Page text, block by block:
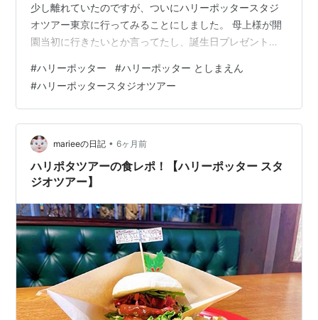
少し離れていたのですが、ついにハリーポッタースタジ
オツアー東京に行ってみることにしました。 母上様が開
園当初に行きたいとか言ってたし、誕生日プレゼント代
そろそろ混雑も落ち着いていることでしょう。 しかもチ
ケット代金が値上がりする？では値上がりする前に行っ
てしまおう！ 行く前にしたこと ０：平日に休みをとる
土日祝日は混むでしょ？平日一択です １：オンラインチ
ケットを買う 日程と時刻でオンラインチケットをとりま
す。予約時刻の１時間前から入場して…
#ハリーポッター #ハリーポッター としまえん
#ハリーポッタースタジオツアー
marieeの日記 • 6ヶ月前
ハリポタツアーの食レポ！【ハリーポッター スタ
ジオツアー】